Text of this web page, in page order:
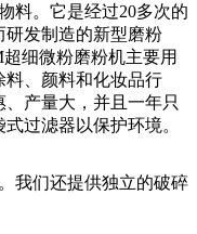
料。它是经过20多次的
研发制造的新型磨粉
细微粉磨粉机主要用
料、颜料和化妆品行
产量大，并且一年只
过滤器以保护环境。
我们还提供独立的破碎